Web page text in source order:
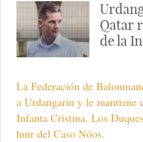
Qatar
de la
La Federación de
a Urdangarin y le mantiene
Infanta Cristina. Los
huir del Caso Nóos.